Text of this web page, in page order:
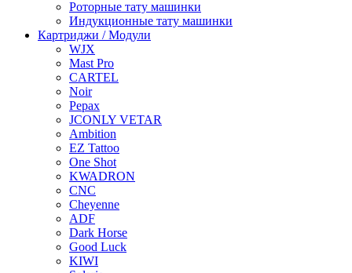
Роторные тату машинки
Индукционные тату машинки
Картриджи / Модули
WJX
Mast Pro
CARTEL
Noir
Pepax
JCONLY VETAR
Ambition
EZ Tattoo
One Shot
KWADRON
CNC
Cheyenne
ADF
Dark Horse
Good Luck
KIWI